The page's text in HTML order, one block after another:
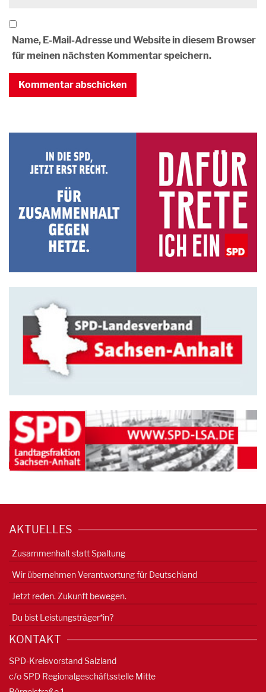
Name, E-Mail-Adresse und Website in diesem Browser
für meinen nächsten Kommentar speichern.
AKTUELLES
Zusammenhalt statt Spaltung
Wir übernehmen Verantwortung für Deutschland
Jetzt reden. Zukunft bewegen.
Du bist Leistungsträger*in?
KONTAKT
SPD-Kreisvorstand Salzland
c/o SPD Regionalgeschäftsstelle Mitte